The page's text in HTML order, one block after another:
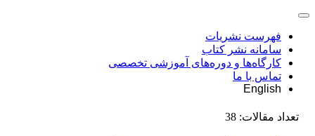
فهرست نشریات
سامانه نشر کتاب
کارگاه‌ها و دوره‌های آموزشی تخصصی
تماس با ما
English
تعداد مقالات: 38